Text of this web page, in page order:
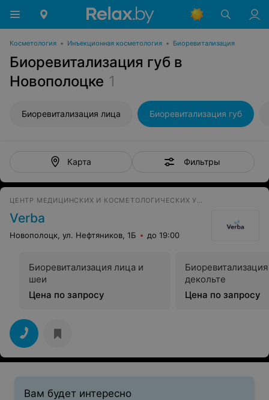
Косметология • Инъекционная косметология • Биоревитализация
Биоревитализация губ в
Новополоцке 1
Биоревитализация лица Биоревитализация губ
Карта Фильтры
ЦЕНТР МЕДИЦИНСКИХ И КОСМЕТОЛОГИЧЕСКИХ УСЛУГ
Verba
Новополоцк, ул. Нефтяников, 1Б до 19:00
Биоревитализация лица и
шеи
Цена по запросу
декольте
Цена по запросу
Вам будет интересно